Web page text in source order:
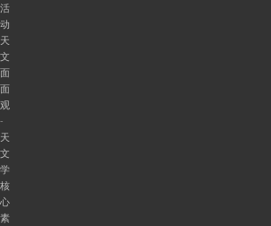
活
动
天
文
面
面
观
-
天
文
学
核
心
素